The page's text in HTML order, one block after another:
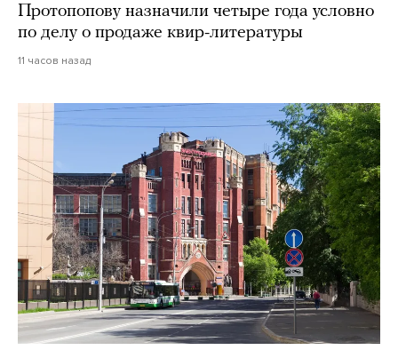
Протопопову назначили четыре года условно
по делу о продаже квир-литературы
11 часов назад